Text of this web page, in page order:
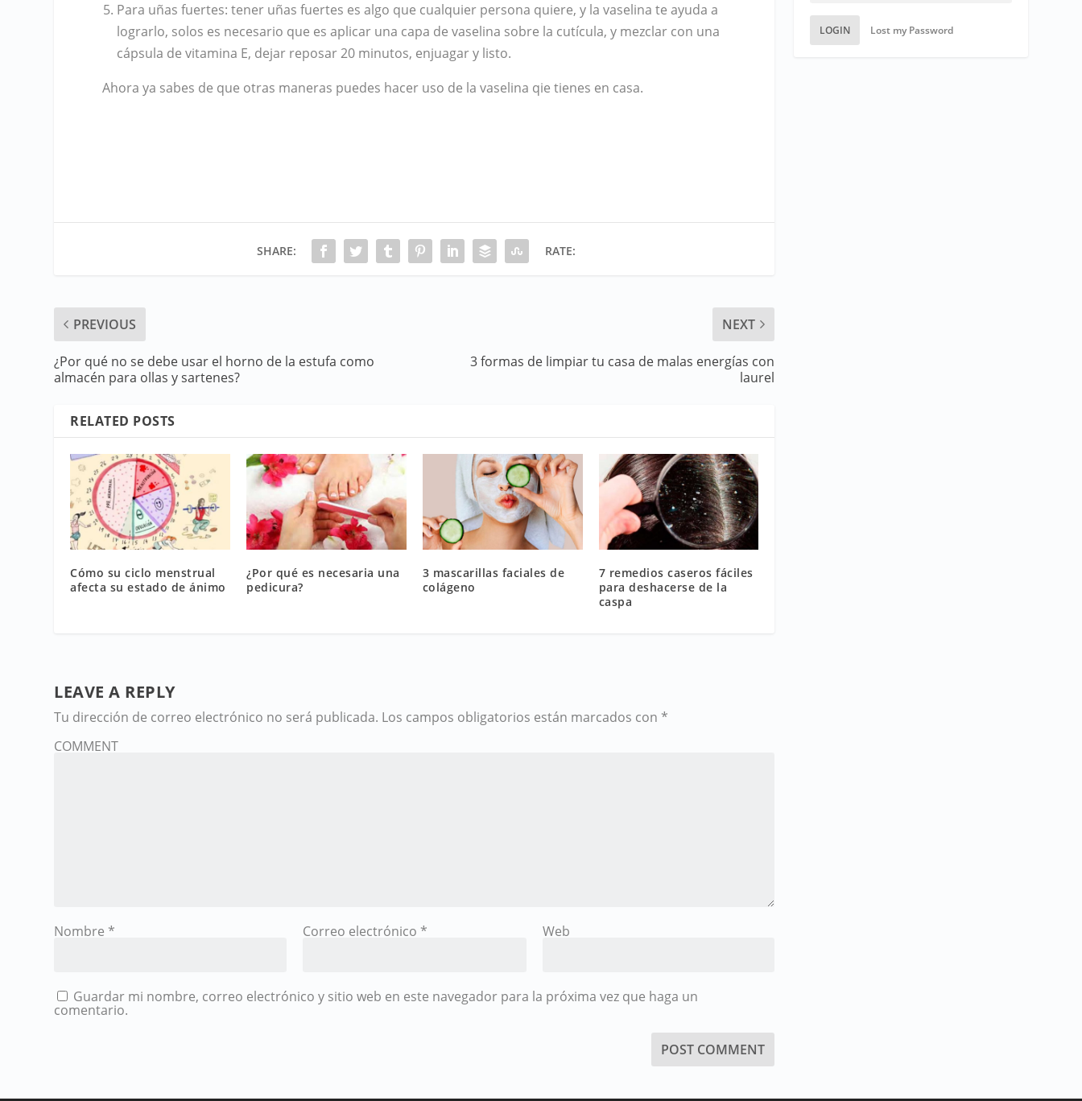
Para uñas fuertes: tener uñas fuertes es algo que cualquier persona quiere, y la vaselina te ayuda a
lograrlo, solos es necesario que es aplicar una capa de vaselina sobre la cutícula, y mezclar con una
cápsula de vitamina E, dejar reposar 20 minutos, enjuagar y listo.
Ahora ya sabes de que otras maneras puedes hacer uso de la vaselina qie tienes en casa.
SHARE: RATE:
PREVIOUS
¿Por qué no se debe usar el horno de la estufa como
almacén para ollas y sartenes?
NEXT
3 formas de limpiar tu casa de malas energías con
laurel
RELATED POSTS
Cómo su ciclo menstrual
afecta su estado de ánimo
¿Por qué es necesaria una
pedicura?
3 mascarillas faciales de
colágeno
7 remedios caseros fáciles
para deshacerse de la
caspa
LEAVE A REPLY
Tu dirección de correo electrónico no será publicada. Los campos obligatorios están marcados con *
COMMENT
Nombre * Correo electrónico * Web
Guardar mi nombre, correo electrónico y sitio web en este navegador para la próxima vez que haga un
comentario.
LOGIN Lost my Password